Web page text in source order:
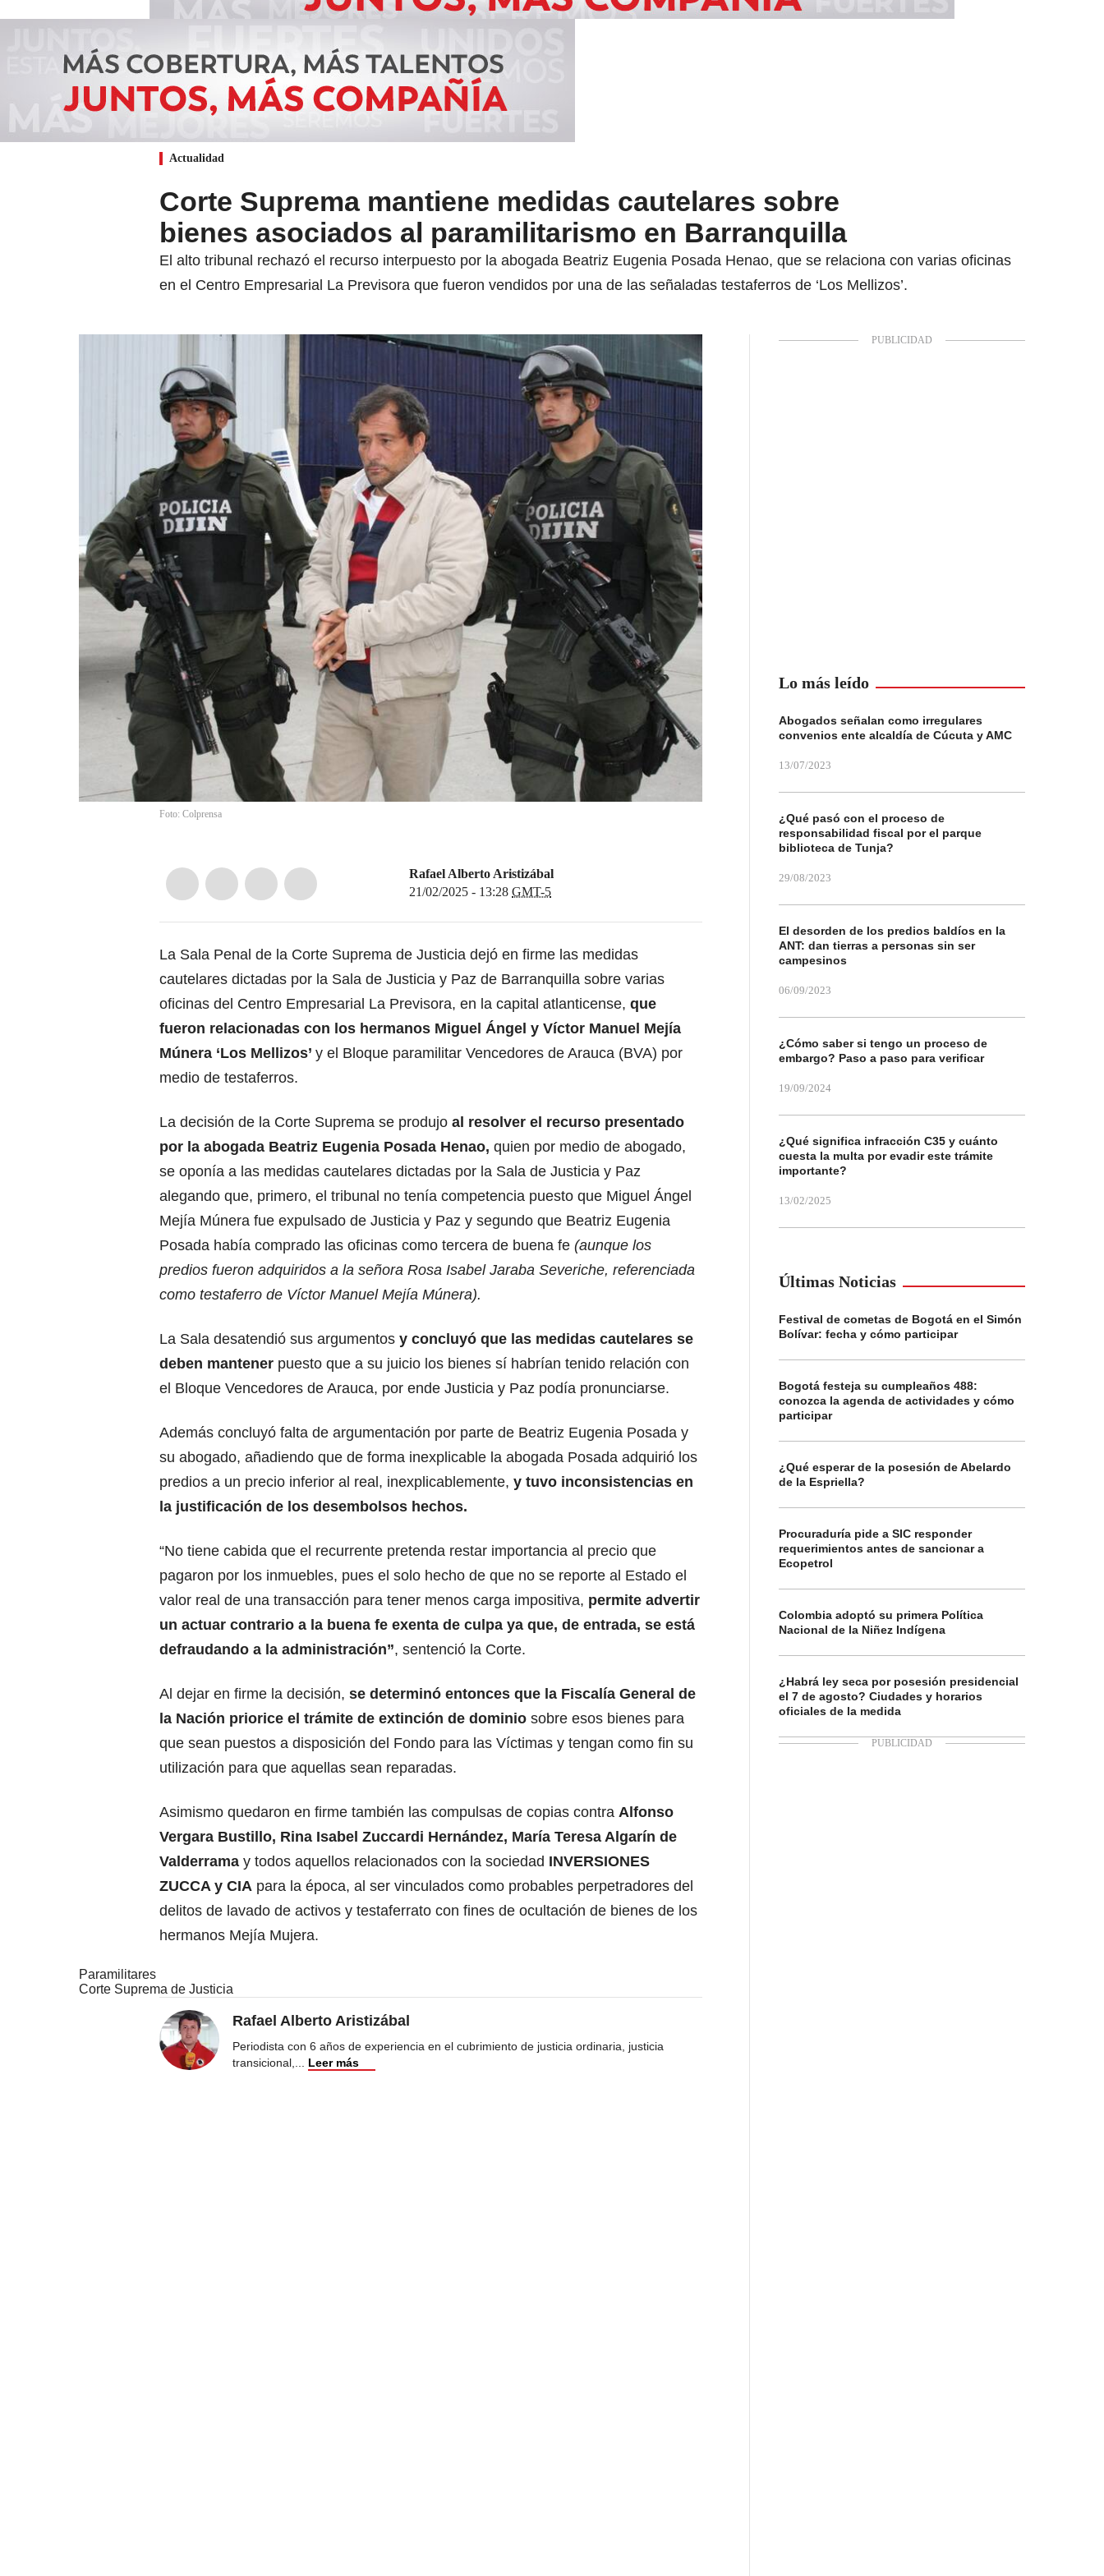
Actualidad
Corte Suprema mantiene medidas cautelares sobre
bienes asociados al paramilitarismo en Barranquilla
El alto tribunal rechazó el recurso interpuesto por la abogada Beatriz Eugenia Posada Henao, que se relaciona con varias oficinas
en el Centro Empresarial La Previsora que fueron vendidos por una de las señaladas testaferros de ‘Los Mellizos’.
Foto: Colprensa
Rafael Alberto Aristizábal
21/02/2025 - 13:28 GMT-5
La Sala Penal de la Corte Suprema de Justicia dejó en firme las medidas
cautelares dictadas por la Sala de Justicia y Paz de Barranquilla sobre varias
oficinas del Centro Empresarial La Previsora, en la capital atlanticense, que
fueron relacionadas con los hermanos Miguel Ángel y Víctor Manuel Mejía
Múnera ‘Los Mellizos’ y el Bloque paramilitar Vencedores de Arauca (BVA) por
medio de testaferros.
La decisión de la Corte Suprema se produjo al resolver el recurso presentado
por la abogada Beatriz Eugenia Posada Henao, quien por medio de abogado,
se oponía a las medidas cautelares dictadas por la Sala de Justicia y Paz
alegando que, primero, el tribunal no tenía competencia puesto que Miguel Ángel
Mejía Múnera fue expulsado de Justicia y Paz y segundo que Beatriz Eugenia
Posada había comprado las oficinas como tercera de buena fe (aunque los
predios fueron adquiridos a la señora Rosa Isabel Jaraba Severiche, referenciada
como testaferro de Víctor Manuel Mejía Múnera).
La Sala desatendió sus argumentos y concluyó que las medidas cautelares se
deben mantener puesto que a su juicio los bienes sí habrían tenido relación con
el Bloque Vencedores de Arauca, por ende Justicia y Paz podía pronunciarse.
Además concluyó falta de argumentación por parte de Beatriz Eugenia Posada y
su abogado, añadiendo que de forma inexplicable la abogada Posada adquirió los
predios a un precio inferior al real, inexplicablemente, y tuvo inconsistencias en
la justificación de los desembolsos hechos.
“No tiene cabida que el recurrente pretenda restar importancia al precio que
pagaron por los inmuebles, pues el solo hecho de que no se reporte al Estado el
valor real de una transacción para tener menos carga impositiva, permite advertir
un actuar contrario a la buena fe exenta de culpa ya que, de entrada, se está
defraudando a la administración”, sentenció la Corte.
Al dejar en firme la decisión, se determinó entonces que la Fiscalía General de
la Nación priorice el trámite de extinción de dominio sobre esos bienes para
que sean puestos a disposición del Fondo para las Víctimas y tengan como fin su
utilización para que aquellas sean reparadas.
Asimismo quedaron en firme también las compulsas de copias contra Alfonso
Vergara Bustillo, Rina Isabel Zuccardi Hernández, María Teresa Algarín de
Valderrama y todos aquellos relacionados con la sociedad INVERSIONES
ZUCCA y CIA para la época, al ser vinculados como probables perpetradores del
delitos de lavado de activos y testaferrato con fines de ocultación de bienes de los
hermanos Mejía Mujera.
Paramilitares
Corte Suprema de Justicia
Rafael Alberto Aristizábal
Periodista con 6 años de experiencia en el cubrimiento de justicia ordinaria, justicia
transicional,... Leer más
Lo más leído
Abogados señalan como irregulares
convenios ente alcaldía de Cúcuta y AMC
13/07/2023
¿Qué pasó con el proceso de
responsabilidad fiscal por el parque
biblioteca de Tunja?
29/08/2023
El desorden de los predios baldíos en la
ANT: dan tierras a personas sin ser
campesinos
06/09/2023
¿Cómo saber si tengo un proceso de
embargo? Paso a paso para verificar
19/09/2024
¿Qué significa infracción C35 y cuánto
cuesta la multa por evadir este trámite
importante?
13/02/2025
Últimas Noticias
Festival de cometas de Bogotá en el Simón
Bolívar: fecha y cómo participar
Bogotá festeja su cumpleaños 488:
conozca la agenda de actividades y cómo
participar
¿Qué esperar de la posesión de Abelardo
de la Espriella?
Procuraduría pide a SIC responder
requerimientos antes de sancionar a
Ecopetrol
Colombia adoptó su primera Política
Nacional de la Niñez Indígena
¿Habrá ley seca por posesión presidencial
el 7 de agosto? Ciudades y horarios
oficiales de la medida